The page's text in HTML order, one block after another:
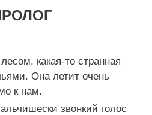
какая-то странная
Она летит очень
к нам.
звонкий голос